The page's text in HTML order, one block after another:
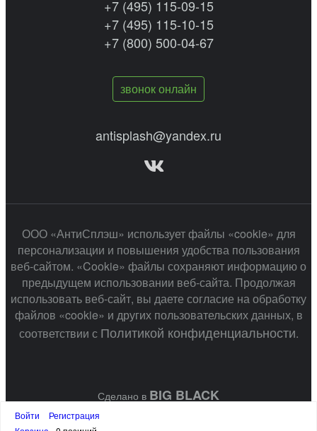
+7 (495) 115-09-15
+7 (495) 115-10-15
+7 (800) 500-04-67
звонок онлайн
antisplash@yandex.ru
ООО «АнтиСплэш» использует файлы «cookie» для
персонализации и повышения удобства пользования
веб-сайтом. «Cookie» файлы сохраняют информацию о
предыдущем использовании веб-сайта. Продолжая
использовать веб-сайт, вы даете согласие на обработку
файлов «cookie» и других пользовательских данных, в
соответствии с Политикой конфиденциальности.
Сделано в BIG BLACK
Войти
Регистрация